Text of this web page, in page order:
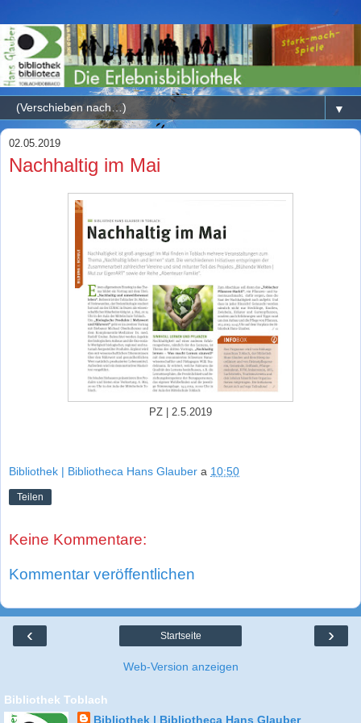
▼
02.05.2019
Nachhaltig im Mai
PZ | 2.5.2019
Bibliothek | Bibliotheca Hans Glauber a 10:50
Teilen
Keine Kommentare:
Kommentar veröffentlichen
‹ ›
Startseite
Web-Version anzeigen
Bibliothek Toblach
Bibliothek | Bibliotheca Hans Glauber